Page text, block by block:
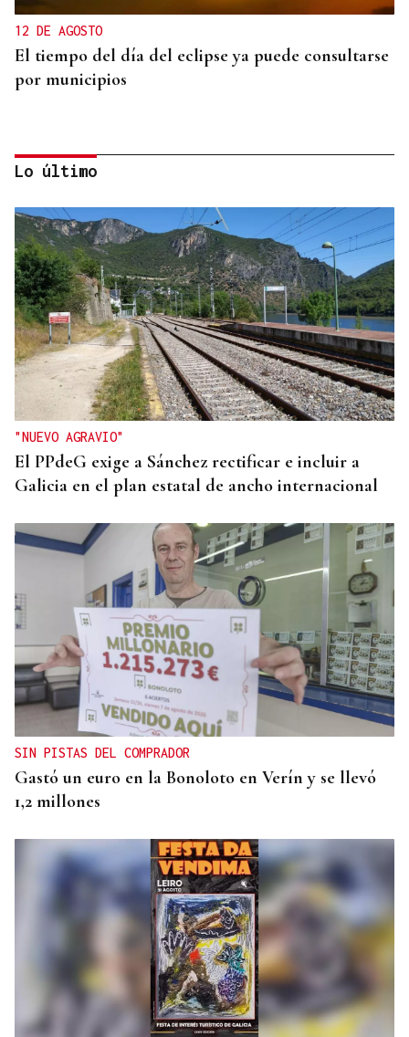
12 DE AGOSTO
El tiempo del día del eclipse ya puede consultarse
por municipios
PREVISIÓN DEL TIEMPO
Las lluvias regresan a Ourense antes de un nuevo
episodio de calor de hasta 35 grados esta semana
Lo último
"NUEVO AGRAVIO"
El PPdeG exige a Sánchez rectificar e incluir a
Galicia en el plan estatal de ancho internacional
SIN PISTAS DEL COMPRADOR
Gastó un euro en la Bonoloto en Verín y se llevó
1,2 millones